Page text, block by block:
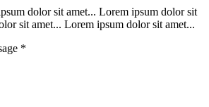
dolor sit amet... Lorem ipsum dolor sit
sit amet... Lorem ipsum dolor sit amet...
*